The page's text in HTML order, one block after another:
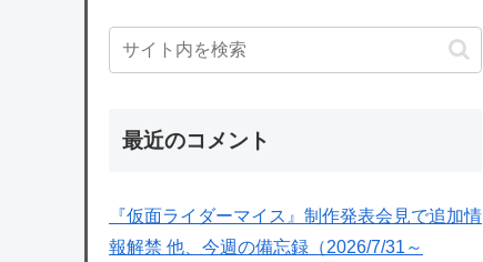
最近のコメント
『仮面ライダーマイス』制作発表会見で追加情
報解禁 他、今週の備忘録（2026/7/31～